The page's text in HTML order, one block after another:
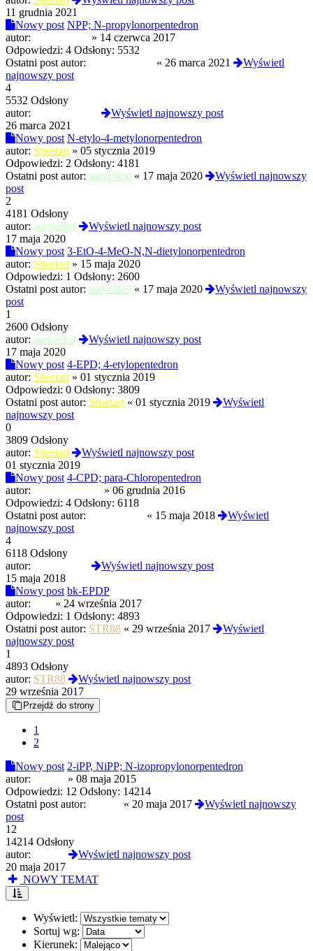
11 grudnia 2021
Nowy post NPP; N-propylonorpentedron
autor:
» 14 czerwca 2017
Odpowiedzi: 4 Odsłony: 5532
Ostatni post autor:
« 26 marca 2021
Wyświetl
najnowszy post
4
5532 Odsłony
autor:
Wyświetl najnowszy post
26 marca 2021
Nowy post N-etylo-4-metylonorpentedron
autor: Stteetart » 05 stycznia 2019
Odpowiedzi: 2 Odsłony: 4181
Ostatni post autor: surveilled « 17 maja 2020
Wyświetl najnowszy
post
2
4181 Odsłony
autor: surveilled
Wyświetl najnowszy post
17 maja 2020
Nowy post 3-EtO-4-MeO-N,N-dietylonorpentedron
autor: Stteetart » 15 maja 2020
Odpowiedzi: 1 Odsłony: 2600
Ostatni post autor: surveilled « 17 maja 2020
Wyświetl najnowszy
post
1
2600 Odsłony
autor: surveilled
Wyświetl najnowszy post
17 maja 2020
Nowy post 4-EPD; 4-etylopentedron
autor: Stteetart » 01 stycznia 2019
Odpowiedzi: 0 Odsłony: 3809
Ostatni post autor: Stteetart « 01 stycznia 2019
Wyświetl
najnowszy post
0
3809 Odsłony
autor: Stteetart
Wyświetl najnowszy post
01 stycznia 2019
Nowy post 4-CPD; para-Chloropentedron
autor:
» 06 grudnia 2016
Odpowiedzi: 4 Odsłony: 6118
Ostatni post autor:
« 15 maja 2018
Wyświetl
najnowszy post
4
6118 Odsłony
autor:
Wyświetl najnowszy post
15 maja 2018
Nowy post bk-EPDP
autor:
» 24 września 2017
Odpowiedzi: 1 Odsłony: 4893
Ostatni post autor: STR88 « 29 września 2017
Wyświetl
najnowszy post
1
4893 Odsłony
autor: STR88
Wyświetl najnowszy post
29 września 2017
Przejdź do strony
1
2
Nowy post 2-iPP, NiPP; N-izopropylonorpentedron
autor:
» 08 maja 2015
Odpowiedzi: 12 Odsłony: 14214
Ostatni post autor:
« 20 maja 2017
Wyświetl najnowszy
post
12
14214 Odsłony
autor:
Wyświetl najnowszy post
20 maja 2017
NOWY TEMAT
Wyświetl:
Sortuj wg:
Kierunek: